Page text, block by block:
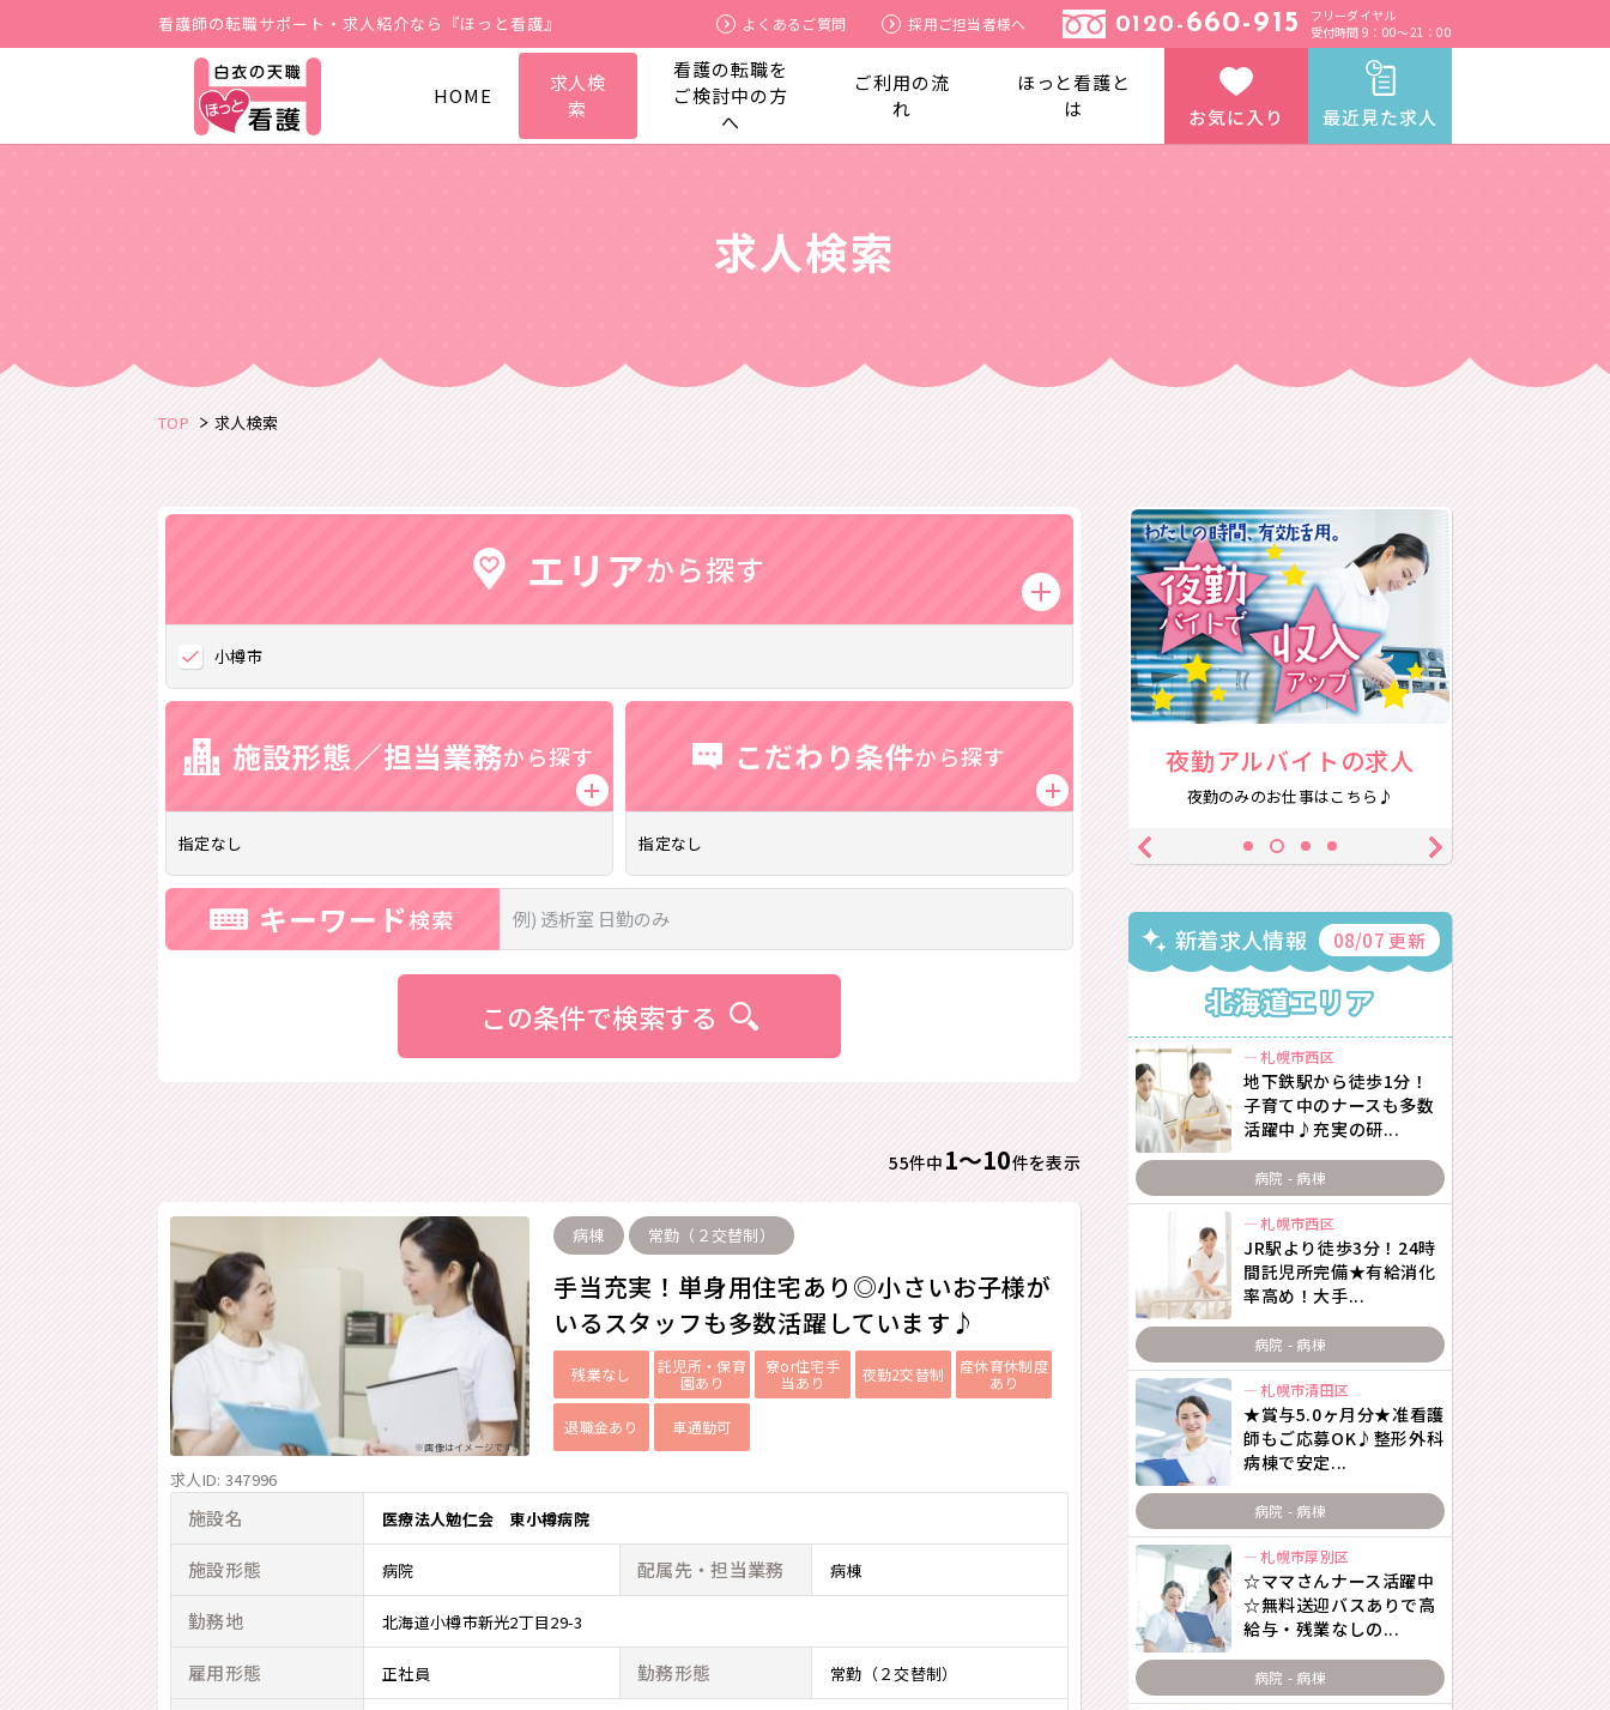
お気に入り 最近見た求人
看護師の転職サポート・求人紹介なら『ほっと看護』 よくあるご質問 採用ご担当者様へ 0120- 660-915
フリーダイヤル
受付時間 9：00～21：00
HOME
求人検
索
看護の転職を
ご検討中の方
へ
ご利用の流
れ
ほっと看護と
は
求人検索
TOP 求人検索
エリアから探す
小樽市
施設形態／担当業務から探す
指定なし
こだわり条件から探す
指定なし
キーワード検索
この条件で検索する
55件中 1〜10件を表示
※画像はイメージです。
病棟 常勤（２交替制）
手当充実！単身用住宅あり◎小さいお子様が
いるスタッフも多数活躍しています♪
残業なし
託児所・保育
園あり
寮or住宅手
当あり
夜勤2交替制
産休育休制度
あり
退職金あり 車通勤可
求人ID: 347996
施設名 医療法人勉仁会 東小樽病院
施設形態 病院 配属先・担当業務 病棟
勤務地 北海道小樽市新光2丁目29-3
雇用形態 正社員 勤務形態 常勤（２交替制）
生活スタイル重視の求人 高給与求人
お給料アップ重視！おすすめ求人♪
夜勤アルバイトの求人
夜勤のみのお仕事はこちら♪
年間休日120日以上の求人
休日数を重視したい方にオススメ！
新着求人情報 08/07 更新
北海道エリア
札幌市西区
地下鉄駅から徒歩1分！
子育て中のナースも多数
活躍中♪充実の研...
病院 - 病棟
札幌市西区
JR駅より徒歩3分！24時
間託児所完備★有給消化
率高め！大手...
病院 - 病棟
札幌市清田区
★賞与5.0ヶ月分★准看護
師もご応募OK♪整形外科
病棟で安定...
病院 - 病棟
札幌市厚別区
☆ママさんナース活躍中
☆無料送迎バスありで高
給与・残業なしの...
病院 - 病棟